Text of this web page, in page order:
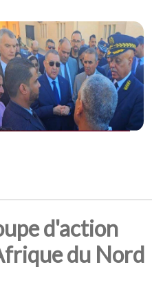
d'action
du Nord